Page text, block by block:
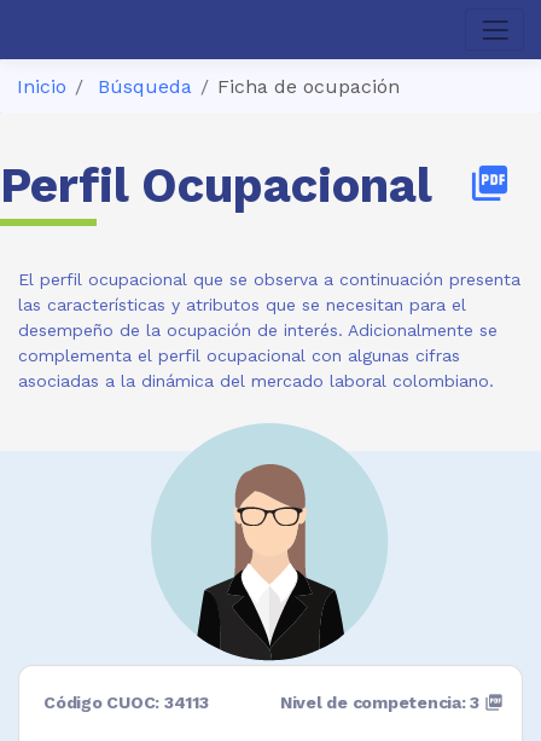
Inicio Búsqueda Ficha de ocupación
Perfil Ocupacional picture_as_pdf
El perfil ocupacional que se observa a continuación presenta
las características y atributos que se necesitan para el
desempeño de la ocupación de interés. Adicionalmente se
complementa el perfil ocupacional con algunas cifras
asociadas a la dinámica del mercado laboral colombiano.
Código CUOC: 34113 Nivel de competencia: 3 picture_as_pdf